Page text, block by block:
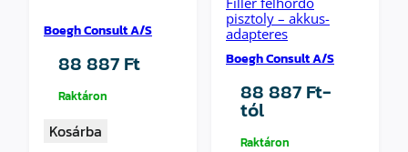
Boegh Consult A/S
88 887Ft
Raktáron
Kosárba
pisztoly – akkus-
adapteres
Boegh Consult A/S
88 887Ft-
tól
Raktáron